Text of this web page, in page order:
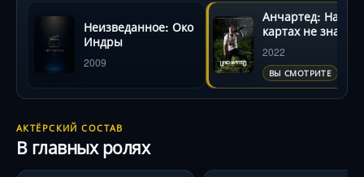
Неизведанное: Око
Индры
2009
Анчартед: На
картах не
2022
ВЫ СМОТРИТЕ
АКТЁРСКИЙ СОСТАВ
В главных ролях